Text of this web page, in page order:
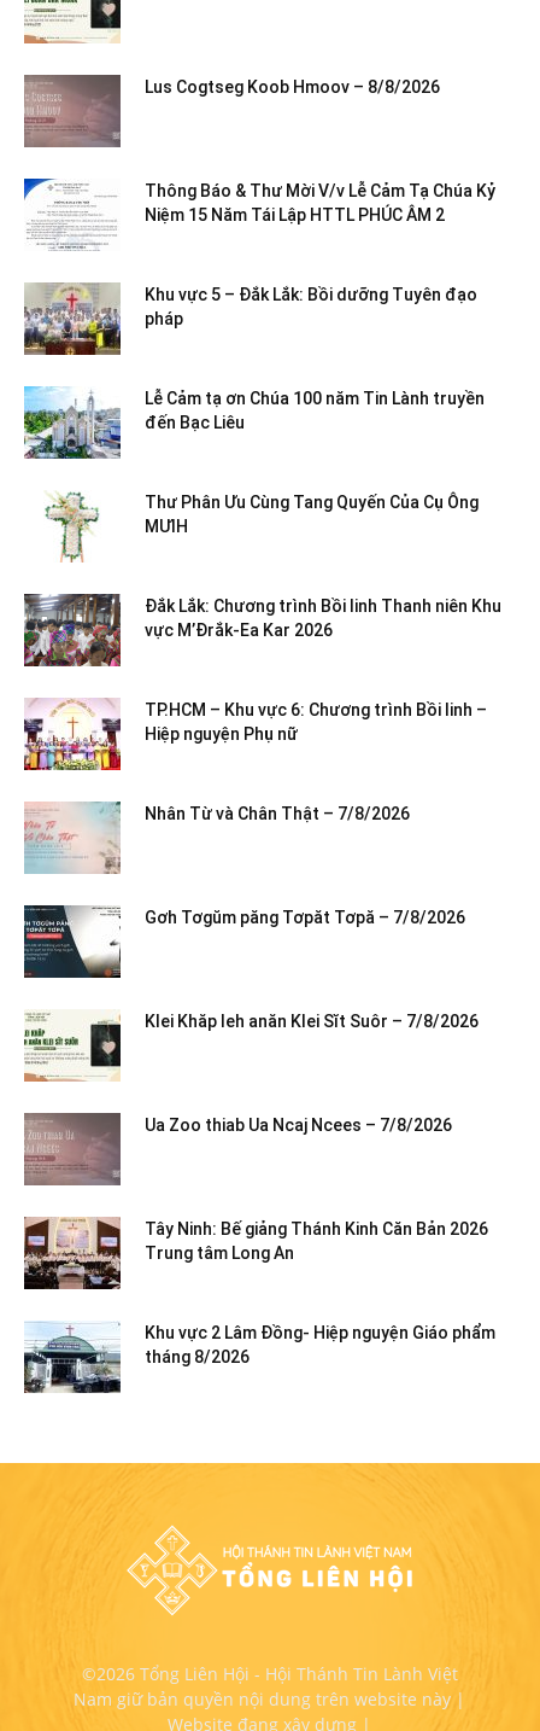
Lus Cogtseg Koob Hmoov – 8/8/2026
Thông Báo & Thư Mời V/v Lễ Cảm Tạ Chúa Kỷ
Niệm 15 Năm Tái Lập HTTL PHÚC ÂM 2
Khu vực 5 – Đắk Lắk: Bồi dưỡng Tuyên đạo
pháp
Lễ Cảm tạ ơn Chúa 100 năm Tin Lành truyền
đến Bạc Liêu
Thư Phân Ưu Cùng Tang Quyến Của Cụ Ông
MƯIH
Đắk Lắk: Chương trình Bồi linh Thanh niên Khu
vực M’Đrắk-Ea Kar 2026
TP.HCM – Khu vực 6: Chương trình Bồi linh –
Hiệp nguyện Phụ nữ
Nhân Từ và Chân Thật – 7/8/2026
Gơh Tơgŭm păng Tơpăt Tơpă – 7/8/2026
Klei Khăp leh anăn Klei Sĭt Suôr – 7/8/2026
Ua Zoo thiab Ua Ncaj Ncees – 7/8/2026
Tây Ninh: Bế giảng Thánh Kinh Căn Bản 2026
Trung tâm Long An
Khu vực 2 Lâm Đồng- Hiệp nguyện Giáo phẩm
tháng 8/2026
©2026 Tổng Liên Hội - Hội Thánh Tin Lành Việt
Nam giữ bản quyền nội dung trên website này |
Website đang xây dựng |